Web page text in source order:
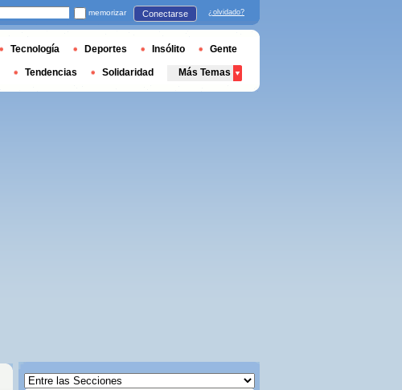
memorizar Conectarse ¿olvidado?
Tecnología Deportes Insólito Gente
Tendencias Solidaridad Más Temas